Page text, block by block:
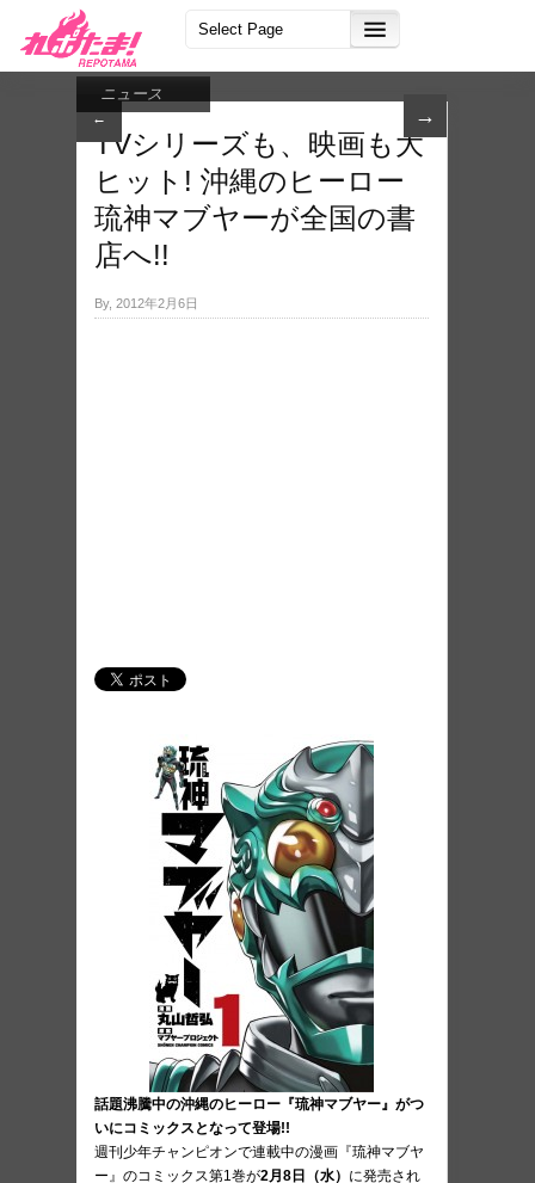
← →
ニュース
TVシリーズも、映画も大
ヒット! 沖縄のヒーロー
琉神マブヤーが全国の書
店へ!!
By, 2012年2月6日
話題沸騰中の沖縄のヒーロー『琉神マブヤー』がつ
いにコミックスとなって登場!!
週刊少年チャンピオンで連載中の漫画『琉神マブヤ
ー』のコミックス第1巻が2月8日（水） に発売され